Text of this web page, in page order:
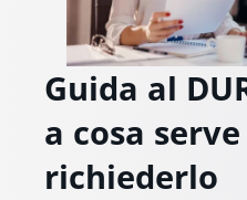
Guida al
a cosa
richiederlo